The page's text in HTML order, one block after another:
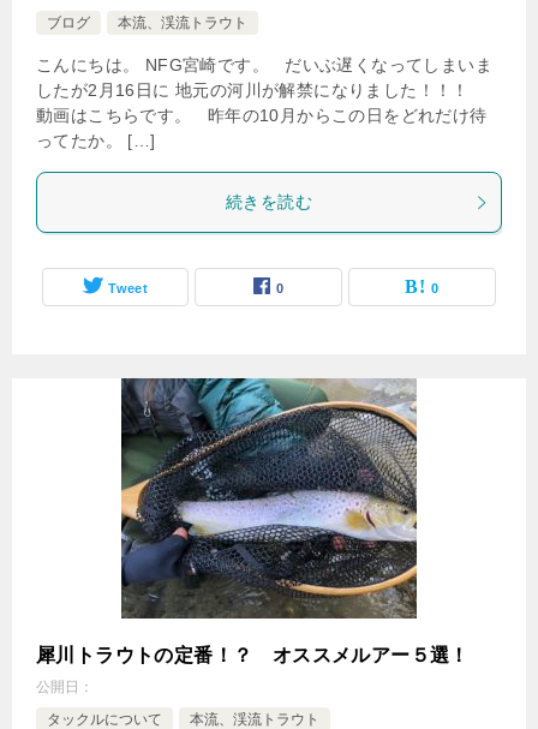
ブログ
本流、渓流トラウト
こんにちは。 NFG宮崎です。 だいぶ遅くなってしまいま
したが2月16日に 地元の河川が解禁になりました！！！
動画はこちらです。 昨年の10月からこの日をどれだけ待
ってたか。 […]
続きを読む
Tweet 0 0
犀川トラウトの定番！？ オススメルアー５選！
公開日：
タックルについて
本流、渓流トラウト